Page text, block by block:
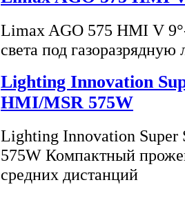
Limax AGO 575 HMI V
света под
Lighting Innovation
HMI/MSR 575W
Lighting Innovation Super
575W Компактный
средних дистанций